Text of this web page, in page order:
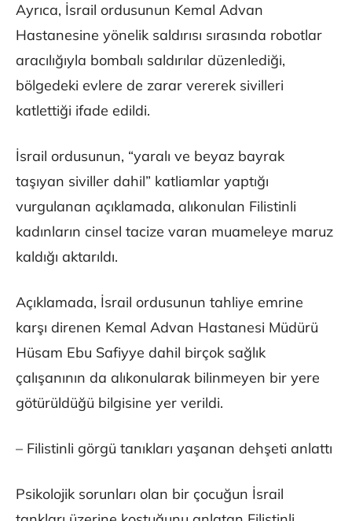
Ayrıca, İsrail ordusunun Kemal Advan
Hastanesine yönelik saldırısı sırasında robotlar
aracılığıyla bombalı saldırılar düzenlediği,
bölgedeki evlere de zarar vererek sivilleri
katlettiği ifade edildi.
İsrail ordusunun, “yaralı ve beyaz bayrak
taşıyan siviller dahil” katliamlar yaptığı
vurgulanan açıklamada, alıkonulan Filistinli
kadınların cinsel tacize varan muameleye maruz
kaldığı aktarıldı.
Açıklamada, İsrail ordusunun tahliye emrine
karşı direnen Kemal Advan Hastanesi Müdürü
Hüsam Ebu Safiyye dahil birçok sağlık
çalışanının da alıkonularak bilinmeyen bir yere
götürüldüğü bilgisine yer verildi.
– Filistinli görgü tanıkları yaşanan dehşeti anlattı
Psikolojik sorunları olan bir çocuğun İsrail